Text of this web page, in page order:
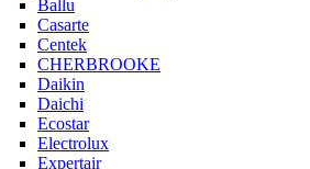
Ballu
Casarte
Centek
CHERBROOKE
Daikin
Daichi
Ecostar
Electrolux
Expertair